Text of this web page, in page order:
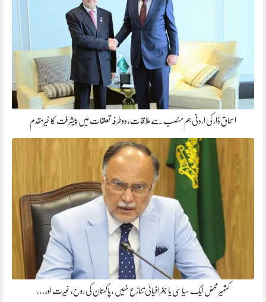
اسحاق ڈار کی اردنی ہم منصب سے ملاقات، دوطرفہ تعلقات میں پیشرفت کا خیرمقدم
کشمیر محض ایک سیاسی یا جغرافیائی تنازع نہیں ، پاکستان کی روح، غیرت اور…